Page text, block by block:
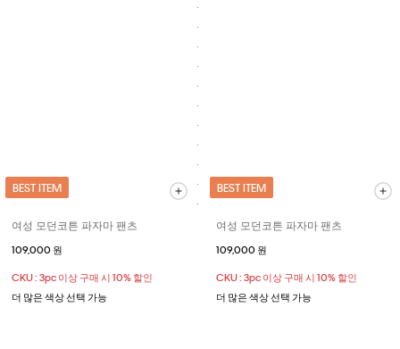
BEST ITEM
여성 모던코튼 파자마 팬츠
109,000 원
CKU : 3pc 이상 구매 시 10% 할인
더 많은 색상 선택 가능
BEST ITEM
여성 모던코튼 파자마 팬츠
109,000 원
CKU : 3pc 이상 구매 시 10% 할인
더 많은 색상 선택 가능